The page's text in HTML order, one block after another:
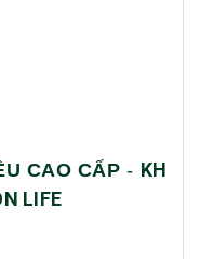
CAO CẤP- KH
LIFE